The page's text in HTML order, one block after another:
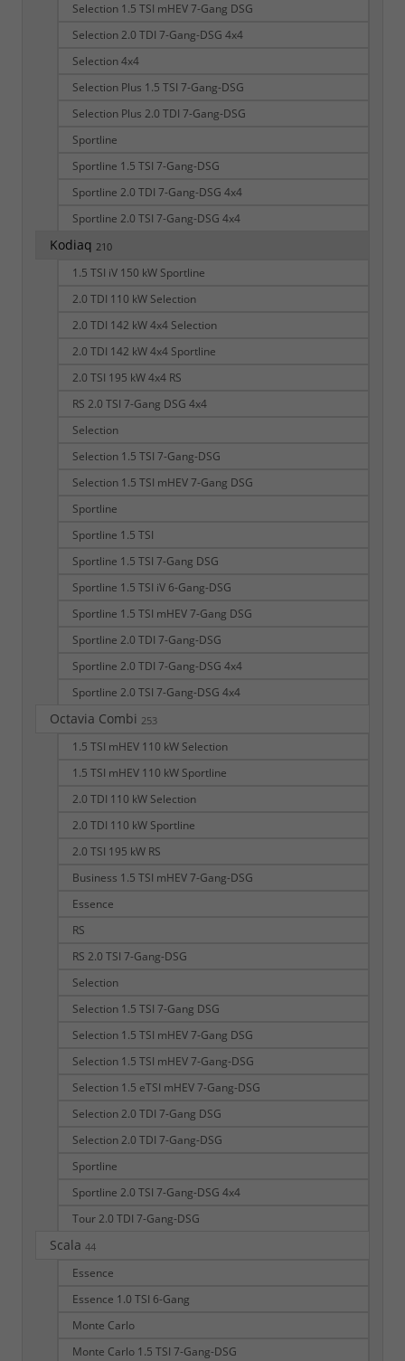
Selection 1.5 TSI mHEV 7-Gang DSG
Selection 2.0 TDI 7-Gang-DSG 4x4
Selection 4x4
Selection Plus 1.5 TSI 7-Gang-DSG
Selection Plus 2.0 TDI 7-Gang-DSG
Sportline
Sportline 1.5 TSI 7-Gang-DSG
Sportline 2.0 TDI 7-Gang-DSG 4x4
Sportline 2.0 TSI 7-Gang-DSG 4x4
Kodiaq 210
1.5 TSI iV 150 kW Sportline
2.0 TDI 110 kW Selection
2.0 TDI 142 kW 4x4 Selection
2.0 TDI 142 kW 4x4 Sportline
2.0 TSI 195 kW 4x4 RS
RS 2.0 TSI 7-Gang DSG 4x4
Selection
Selection 1.5 TSI 7-Gang-DSG
Selection 1.5 TSI mHEV 7-Gang DSG
Sportline
Sportline 1.5 TSI
Sportline 1.5 TSI 7-Gang DSG
Sportline 1.5 TSI iV 6-Gang-DSG
Sportline 1.5 TSI mHEV 7-Gang DSG
Sportline 2.0 TDI 7-Gang-DSG
Sportline 2.0 TDI 7-Gang-DSG 4x4
Sportline 2.0 TSI 7-Gang-DSG 4x4
Octavia Combi 253
1.5 TSI mHEV 110 kW Selection
1.5 TSI mHEV 110 kW Sportline
2.0 TDI 110 kW Selection
2.0 TDI 110 kW Sportline
2.0 TSI 195 kW RS
Business 1.5 TSI mHEV 7-Gang-DSG
Essence
RS
RS 2.0 TSI 7-Gang-DSG
Selection
Selection 1.5 TSI 7-Gang DSG
Selection 1.5 TSI mHEV 7-Gang DSG
Selection 1.5 TSI mHEV 7-Gang-DSG
Selection 1.5 eTSI mHEV 7-Gang-DSG
Selection 2.0 TDI 7-Gang DSG
Selection 2.0 TDI 7-Gang-DSG
Sportline
Sportline 2.0 TSI 7-Gang-DSG 4x4
Tour 2.0 TDI 7-Gang-DSG
Scala 44
Essence
Essence 1.0 TSI 6-Gang
Monte Carlo
Monte Carlo 1.5 TSI 7-Gang-DSG